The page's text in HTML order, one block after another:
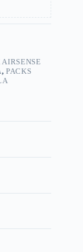
AIRSENSE
,PACKS